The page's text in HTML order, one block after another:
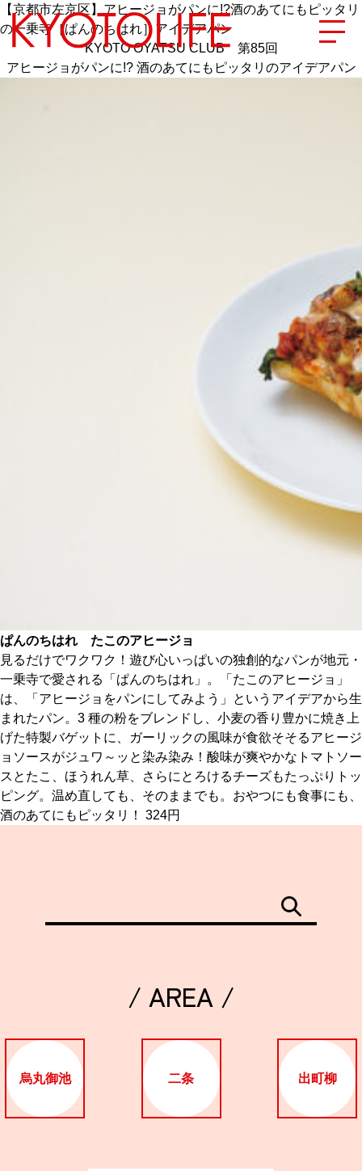
チケットプレゼント応募
SERIES
カレーが好き
京都おやつクラブ
私と店のはなし
CULTURE
すべて
関西で開催。
おすすめの展覧会
【京都市左京区】アヒージョがパンに!?酒のあてにもピッタリ
の一乗寺［ぱんのちはれ］アイデアパン
KYOTO OYATSU CLUB 第85回
アヒージョがパンに!? 酒のあてにもピッタリのアイデアパン
ぱんのちはれ たこのアヒージョ
見るだけでワクワク！遊び心いっぱいの独創的なパンが地元・
一乗寺で愛される「ぱんのちはれ」。「たこのアヒージョ」
は、「アヒージョをパンにしてみよう」というアイデアから生
まれたパン。3 種の粉をブレンドし、小麦の香り豊かに焼き上
げた特製バゲットに、ガーリックの風味が食欲そそるアヒージ
ョソースがジュワ～ッと染み染み！酸味が爽やかなトマトソー
スとたこ、ほうれん草、さらにとろけるチーズもたっぷりトッ
ピング。温め直しても、そのままでも。おやつにも食事にも、
酒のあてにもピッタリ！ 324円
/ AREA /
烏丸御池 二条 出町柳